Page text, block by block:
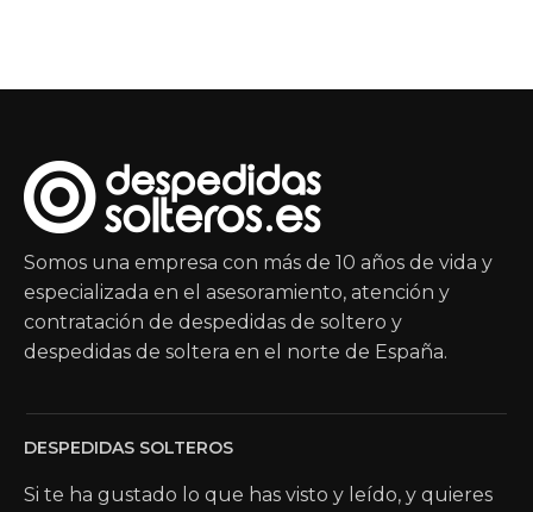
Somos una empresa con más de 10 años de vida y
especializada en el asesoramiento, atención y
contratación de despedidas de soltero y
despedidas de soltera en el norte de España.
DESPEDIDAS SOLTEROS
Si te ha gustado lo que has visto y leído, y quieres